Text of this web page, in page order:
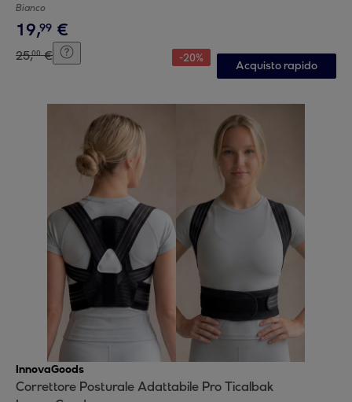
Bianco
19,99 €
25,00 € -20%
Acquisto rapido
InnovaGoods
Correttore Posturale Adattabile Pro Ticalbak